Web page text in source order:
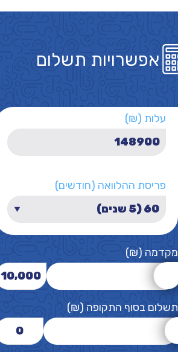
אפשרויות תשלום
עלות (₪)
פריסת ההלוואה (חודשים)
מקדמה (₪)
10,000
תשלום בסוף התקופה (₪)
0